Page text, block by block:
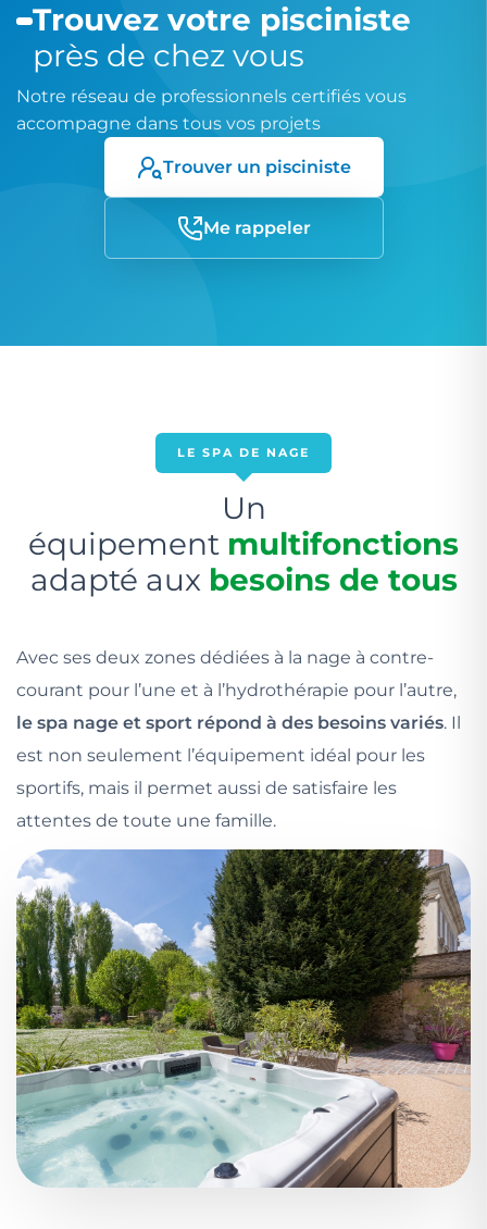
Trouvez votre pisciniste
près de chez vous
Notre réseau de professionnels certifiés vous
accompagne dans tous vos projets
Trouver un pisciniste
Me rappeler
LE SPA DE NAGE
Un
équipement multifonctions
adapté aux besoins de tous
Avec ses deux zones dédiées à la nage à contre-
courant pour l’une et à l’hydrothérapie pour l’autre,
le spa nage et sport répond à des besoins variés. Il
est non seulement l’équipement idéal pour les
sportifs, mais il permet aussi de satisfaire les
attentes de toute une famille.